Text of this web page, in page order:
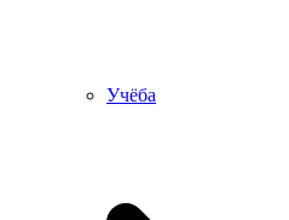
Учёба